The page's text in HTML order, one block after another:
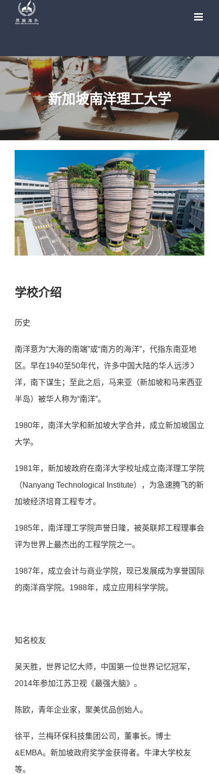
新加坡南洋理工大学
学校介绍
历史
南洋意为“⼤海的南端”或“南⽅的海洋”，代指东南亚地
区。早在1940⾄50年代，许多中国⼤陆的华⼈远涉᯿
洋，南下谋⽣；⾄此之后，⻢来亚（新加坡和⻢来⻄亚
半岛）被华⼈称为“南洋”。
1980年，南洋⼤学和新加坡⼤学合并，成⽴新加坡国⽴
⼤学。
1981年，新加坡政府在南洋⼤学校址成⽴南洋理⼯学院
（Nanyang Technological Institute），为急速腾⻜的新
加坡经济培育⼯程专才。
1985年，南洋理⼯学院声誉⽇隆，被英联邦⼯程理事会
评为世界上最杰出的⼯程学院之⼀。
1987年，成⽴会计与商业学院，现已发展成为享誉国际
的南洋商学院。1988年，成⽴应⽤科学学院。
知名校友
吴天胜，世界记忆⼤师，中国第⼀位世界记忆冠军，
2014年参加江苏卫视《最强⼤脑》。
陈欧，⻘年企业家，聚美优品创始⼈。
徐平，兰梅环保科技集团公司，董事⻓。博⼠
&EMBA。新加坡政府奖学⾦获得者。⽜津⼤学校友
等。